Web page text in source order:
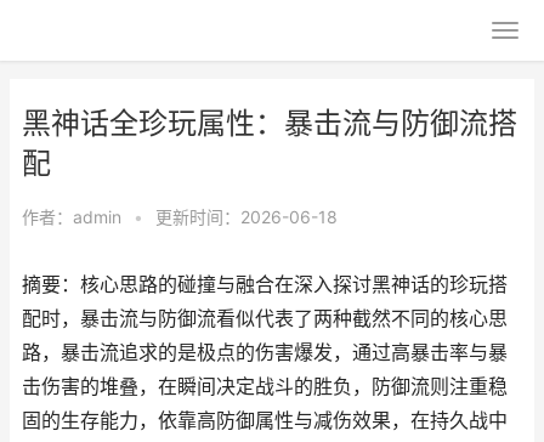
黑神话全珍玩属性：暴击流与防御流搭
配
作者： admin • 更新时间：2026-06-18
摘要：核心思路的碰撞与融合在深入探讨黑神话的珍玩搭
配时，暴击流与防御流看似代表了两种截然不同的核心思
路，暴击流追求的是极点的伤害爆发，通过高暴击率与暴
击伤害的堆叠，在瞬间决定战斗的胜负，防御流则注重稳
固的生存能力，依靠高防御属性与减伤效果，在持久战中